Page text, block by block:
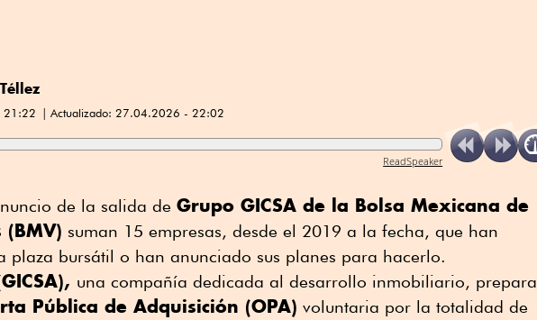
21:22 Actualizado: 27.04.2026 - 22:02
ReadSpeaker
de la salida de Grupo GICSA de la Bolsa Mexicana de
(BMV) suman 15 empresas, desde el 2019 a la fecha, que han
plaza bursátil o han anunciado sus planes para hacerlo.
una compañía dedicada al desarrollo inmobiliario, prepara
Pública de Adquisición (OPA) voluntaria por la totalidad de